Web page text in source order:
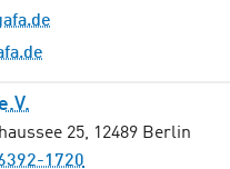
25, 12489 Berlin
1720